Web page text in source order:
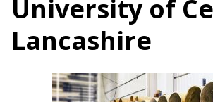
University of
Lancashire